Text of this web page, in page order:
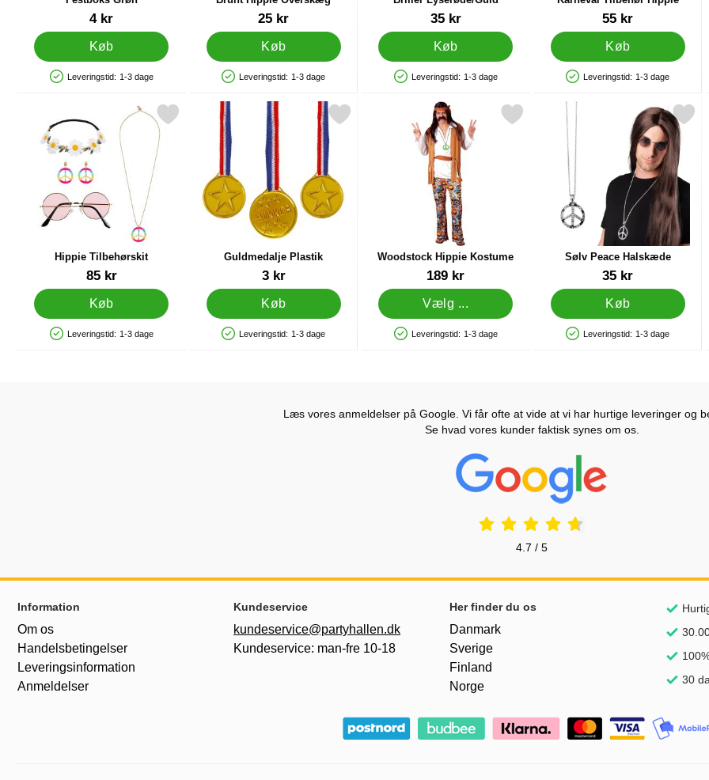
4 kr
Køb
Produkttilgængelighed: På lager
Leveringstid: 1-3 dage
25 kr
Køb
Produkttilgængelighed: På lager
Leveringstid: 1-3 dage
35 kr
Køb
Produkttilgængelighed: På lager
Leveringstid: 1-3 dage
55 kr
Køb
Produkttilgængelighed: På lager
Leveringstid: 1-3 dage
Hippie Tilbehørskit
85 kr
Køb
Produkttilgængelighed: På lager
Leveringstid: 1-3 dage
Markér hippie Tilbehørskit som favorit
Guldmedalje Plastik
3 kr
Køb
Produkttilgængelighed: På lager
Leveringstid: 1-3 dage
Markér guldmedalje Plastik som favorit
Woodstock Hippie Kostume
Varenr 11527189 kr
Vælg ...
Produkttilgængelighed: På lager
Leveringstid: 1-3 dage
Markér woodstock Hippie Kostume som favorit
Sølv Peace Halskæde
35 kr
Køb
Produkttilgængelighed: På lager
Leveringstid: 1-3 dage
Markér sølv Peace
Læs vores anmeldelser på Google. Vi får ofte at vide at vi har hurtige leveringer og
Se hvad vores kunder faktisk synes om os.
Prisjakt Anmeldelser: 4.7 Stjerne
4.7 / 5
Sidefodsinhold Blandet info og links
Information
Om os
Handelsbetingelser
Leveringsinformation
Anmeldelser
Kundeservice
kundeservice@partyhallen.dk
Kundeservice: man-fre 10-18
Her finder du os
Danmark
Sverige
Finland
Norge
30